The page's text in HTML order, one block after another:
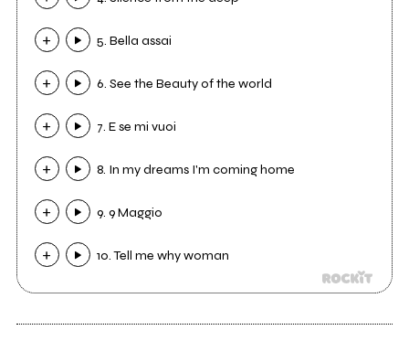
5. Bella assai
6. See the Beauty of the world
7. E se mi vuoi
8. In my dreams I'm coming home
9. 9 Maggio
10. Tell me why woman